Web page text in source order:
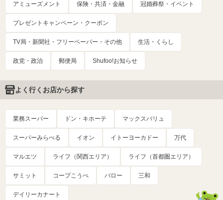
アミューズメント 保険・共済・金融 冠婚葬祭・イベント
プレゼントキャンペーン・クーポン
TV局・新聞社・フリーペーパー・その他 生活・くらし
政党・政治 郵便局 Shufoo!お知らせ
よく行くお店から探す
業務スーパー ドン・キホーテ マックスバリュ
スーパーみらべる イオン イトーヨーカドー 万代
マルエツ ライフ（関西エリア） ライフ（首都圏エリア）
サミット コープこうべ バロー 三和
デイリーカナート